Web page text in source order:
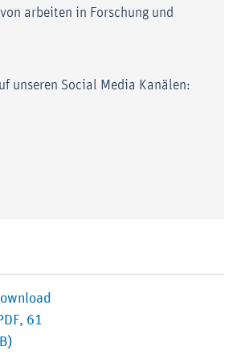
arbeiten in Forschung und
unseren Social Media Kanälen:
61